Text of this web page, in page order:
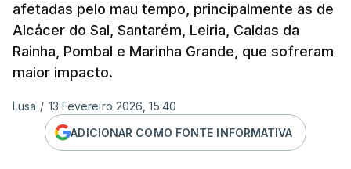
afetadas pelo mau tempo, principalmente as de
Alcácer do Sal, Santarém, Leiria, Caldas da
Rainha, Pombal e Marinha Grande, que sofreram
maior impacto.
Lusa / 13 Fevereiro 2026, 15:40
ADICIONAR COMO FONTE INFORMATIVA